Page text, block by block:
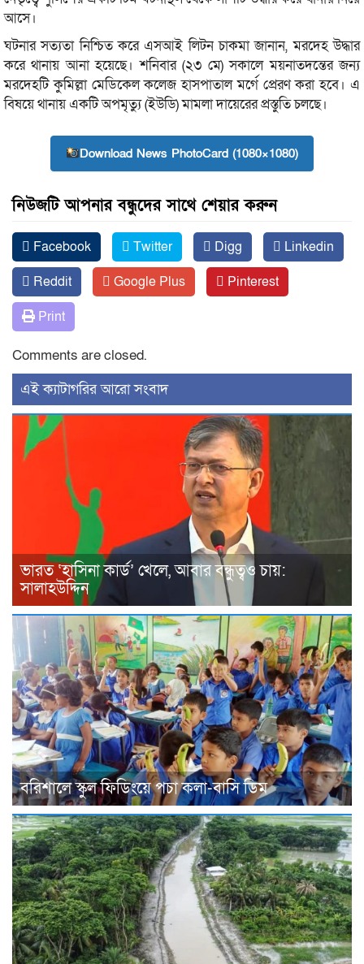
আসে।
ঘটনার সত্যতা নিশ্চিত করে এসআই লিটন চাকমা জানান, মরদেহ উদ্ধার
করে থানায় আনা হয়েছে। শনিবার (২৩ মে) সকালে ময়নাতদন্তের জন্য
মরদেহটি কুমিল্লা মেডিকেল কলেজ হাসপাতাল মর্গে প্রেরণ করা হবে। এ
বিষয়ে থানায় একটি অপমৃত্যু (ইউডি) মামলা দায়েরের প্রস্তুতি চলছে।
Download News PhotoCard (1080×1080)
নিউজটি আপনার বন্ধুদের সাথে শেয়ার করুন
Facebook Twitter Digg
Linkedin
Reddit
Google Plus
Pinterest
Print
Comments are closed.
‍এই ক্যাটাগরির ‍আরো সংবাদ
ভারত ‘হাসিনা কার্ড’ খেলে, আবার বন্ধুত্বও চায়:
সালাহউদ্দিন
বরিশালে স্কুল ফিডিংয়ে পচা কলা-বাসি ডিম